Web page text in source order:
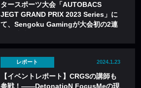
タースポーツ大会「AUTOBACS
JEGT GRAND PRIX 2023 Series」に
て、Sengoku Gamingが大会初の2連
レポート 2024.1.23
【イベントレポート】CRGSの講師も
参戦！——DetonatioN FocusMeの現